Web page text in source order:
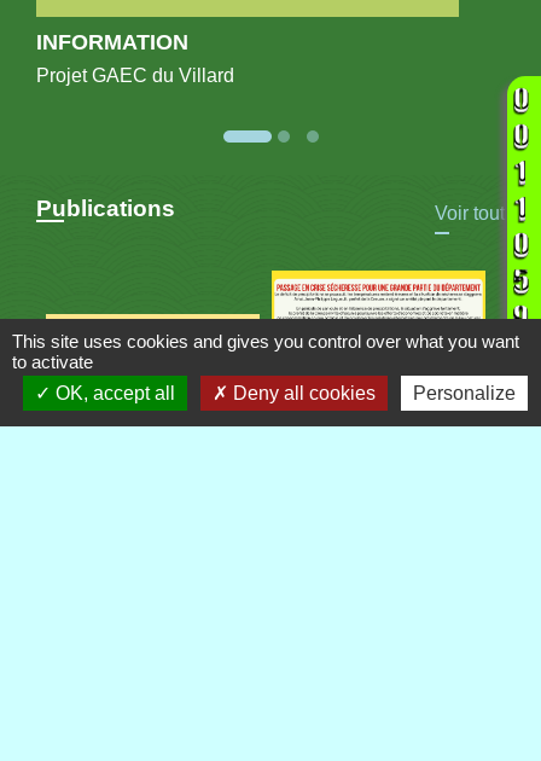
INFORMATION
Projet GAEC du Villard
Publications Voir tout
This site uses cookies and gives you control over what you want
to activate
OK, accept all
Deny all cookies Personalize